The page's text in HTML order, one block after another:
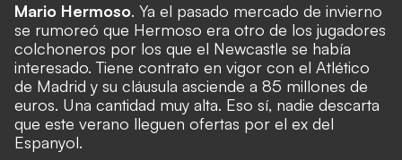
Mario Hermoso. Ya el pasado mercado de invierno
se rumoreó que Hermoso era otro de los jugadores
colchoneros por los que el Newcastle se había
interesado. Tiene contrato en vigor con el Atlético
de Madrid y su cláusula asciende a 85 millones de
euros. Una cantidad muy alta. Eso sí, nadie descarta
que este verano lleguen ofertas por el ex del
Espanyol.